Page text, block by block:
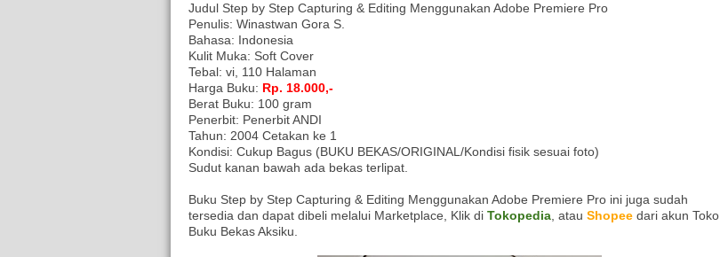
Judul Step by Step Capturing & Editing Menggunakan Adobe Premiere Pro
Penulis: Winastwan Gora S.
Bahasa: Indonesia
Kulit Muka: Soft Cover
Tebal: vi, 110 Halaman
Harga Buku: Rp. 18.000,-
Berat Buku: 100 gram
Penerbit: Penerbit ANDI
Tahun: 2004 Cetakan ke 1
Kondisi: Cukup Bagus (BUKU BEKAS/ORIGINAL/Kondisi fisik sesuai foto)
Sudut kanan bawah ada bekas terlipat.
Buku Step by Step Capturing & Editing Menggunakan Adobe Premiere Pro ini juga sudah
tersedia dan dapat dibeli melalui Marketplace, Klik di Tokopedia, atau Shopee dari akun Toko
Buku Bekas Aksiku.